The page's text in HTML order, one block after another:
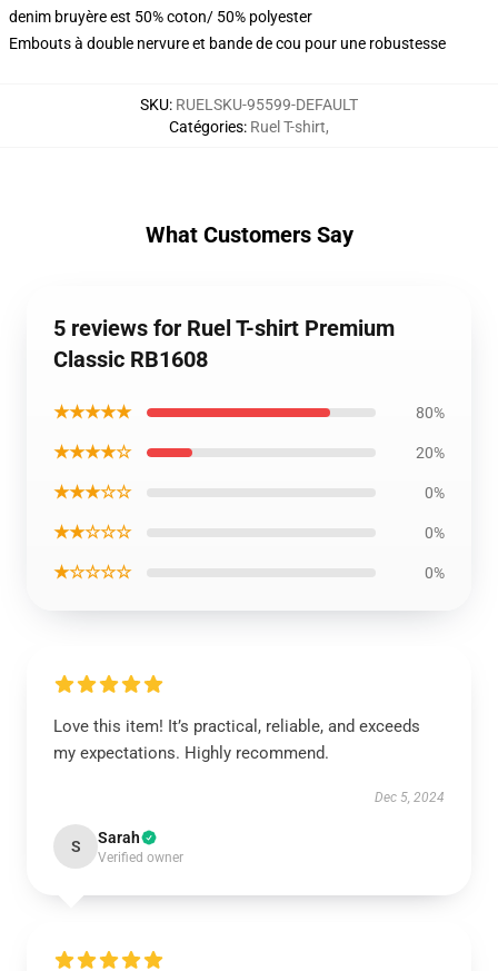
denim bruyère est 50% coton/ 50% polyester
Embouts à double nervure et bande de cou pour une robustesse
SKU: RUELSKU-95599-DEFAULT
Catégories: Ruel T-shirt,
What Customers Say
5 reviews for Ruel T-shirt Premium
Classic RB1608
★★★★★ 80%
★★★★☆ 20%
★★★☆☆ 0%
★★☆☆☆ 0%
★☆☆☆☆ 0%
Love this item! It’s practical, reliable, and exceeds
my expectations. Highly recommend.
Dec 5, 2024
S Sarah
Verified owner